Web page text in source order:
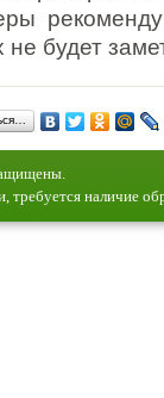
не будет
наличие